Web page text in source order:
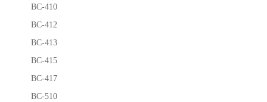
BC-410
BC-412
BC-413
BC-415
BC-417
BC-510